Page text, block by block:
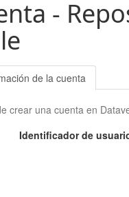
-
de la cuenta
crear una cuenta en
Identificador de